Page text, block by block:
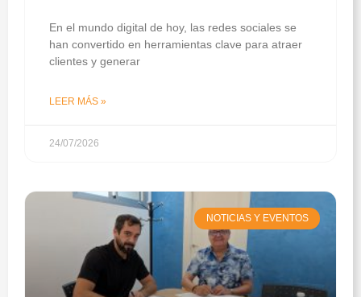
En el mundo digital de hoy, las redes sociales se
han convertido en herramientas clave para atraer
clientes y generar
LEER MÁS »
24/07/2026
NOTICIAS Y EVENTOS